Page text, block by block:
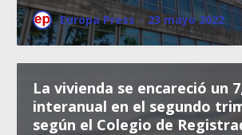
Europa Press · 23 mayo 2022
La vivienda se encareció un
interanual en el segundo
según el Colegio de